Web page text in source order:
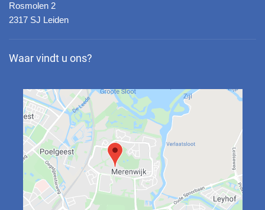
Rosmolen 2
2317 SJ Leiden
Waar vindt u ons?